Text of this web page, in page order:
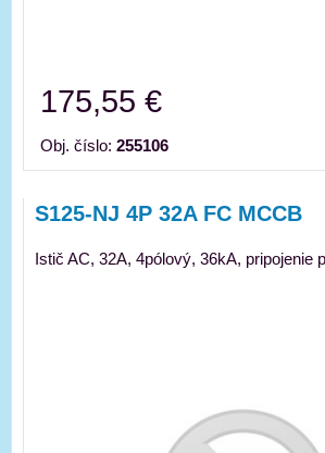
175,55 €
Obj. číslo: 255106
S125-NJ 4P 32A FC MCCB
Istič AC, 32A, 4pólový, 36kA, pripojenie